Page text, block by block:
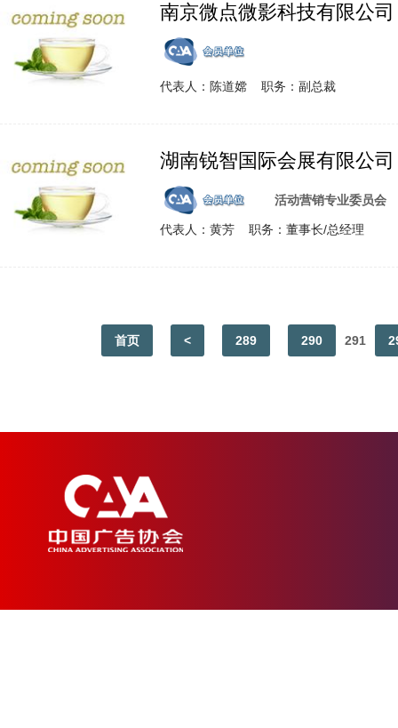
南京微点微影科技有限公司
代表人：陈道嫦 职务：副总裁
湖南锐智国际会展有限公司
活动营销专业委员会
代表人：黄芳 职务：董事长/总经理
首页 < 289 290 291